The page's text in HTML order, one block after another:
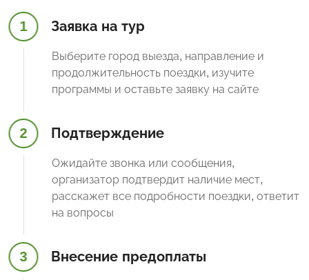
1 Заявка на тур
Выберите город выезда, направление и
продолжительность поездки, изучите
программы и оставьте заявку на сайте
2 Подтверждение
Ожидайте звонка или сообщения,
организатор подтвердит наличие мест,
расскажет все подробности поездки, ответит
на вопросы
3 Внесение предоплаты